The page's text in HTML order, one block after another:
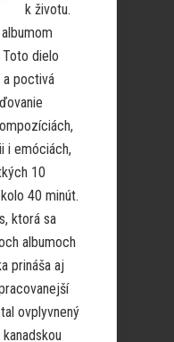
k životu.
dielo
a poctivá
i emóciách,
10
40 minút.
ktorá sa
albumoch
prináša aj
ovplyvnený